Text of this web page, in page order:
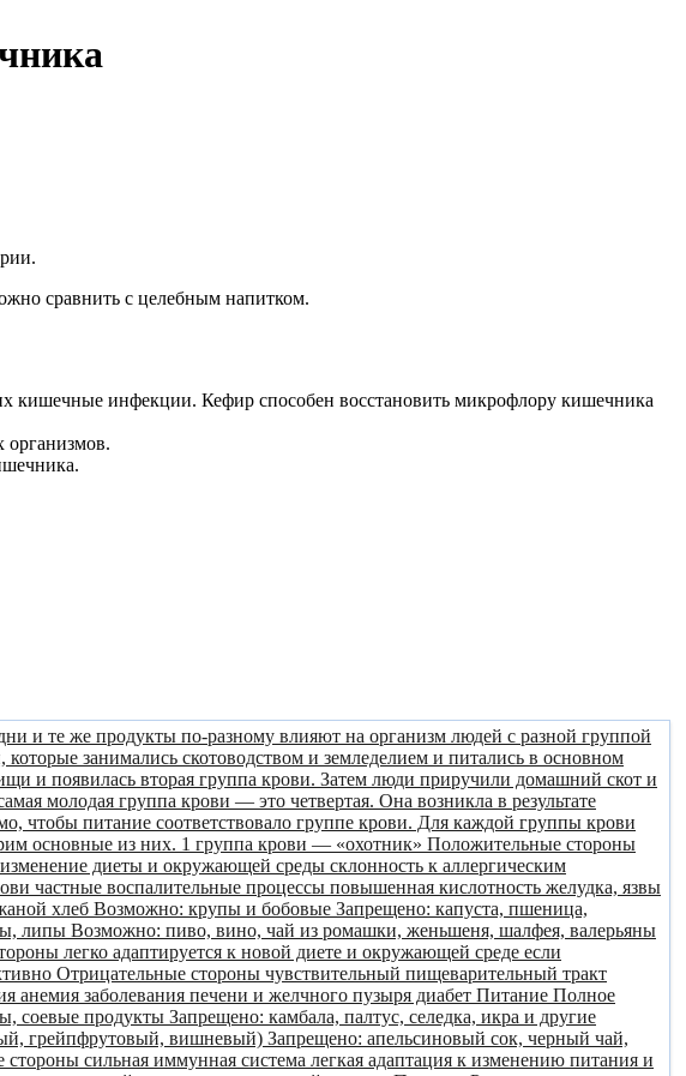
сравнить с целебным напитком.
кишечные инфекции. Кефир способен восстановить микрофлору кишечника
организмов.